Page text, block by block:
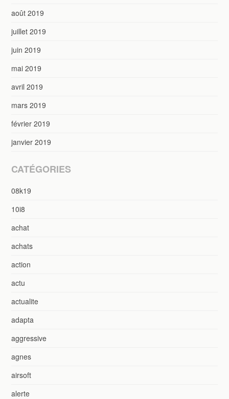
août 2019
juillet 2019
juin 2019
mai 2019
avril 2019
mars 2019
février 2019
janvier 2019
CATÉGORIES
08k19
10i8
achat
achats
action
actu
actualite
adapta
aggressive
agnes
airsoft
alerte